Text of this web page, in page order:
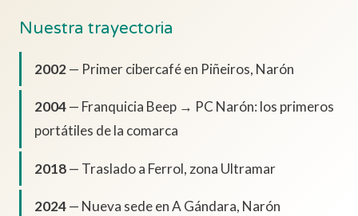
Nuestra trayectoria
2002— Primer cibercafé en Piñeiros, Narón
2004— Franquicia Beep → PC Narón: los primeros
portátiles de la comarca
2018— Traslado a Ferrol, zona Ultramar
2024— Nueva sede en A Gándara, Narón